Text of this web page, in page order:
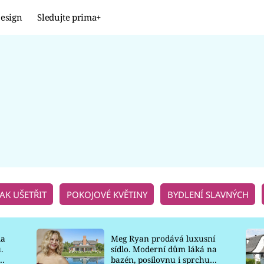
Sledujte prima+
UŠETŘIT POKOJOVÉ KVĚTINY BYDLENÍ SLAVNÝCH
Meg Ryan prodává luxusní
sídlo. Moderní dům láká na
bazén, posilovnu i sprchu